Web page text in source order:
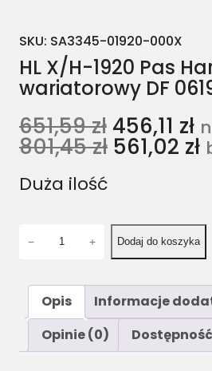
SKU: SA3345-01920-000X
HL X/H-1920 Pas
wariatorowy DF
651,59zł 456,11 zł
801,45zł 561,02 zł
Duża ilość
L
− + Dodaj do koszyka
Opis
Informacje
Opinie (0)